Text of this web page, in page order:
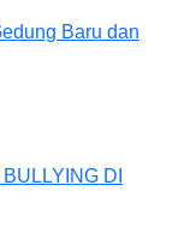
Baru dan
DI